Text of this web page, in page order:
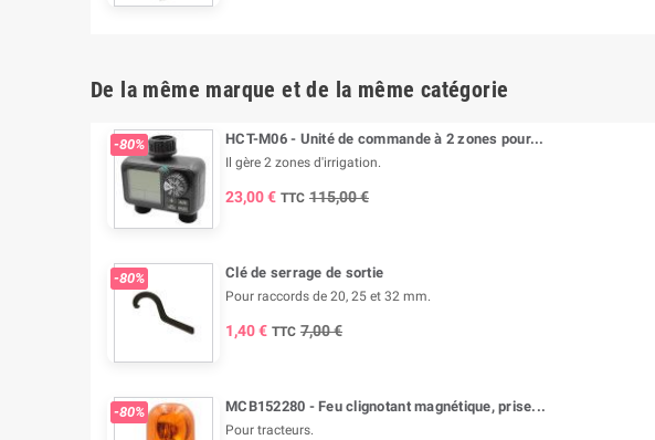
De la même marque et de la même catégorie
-80% HCT-M06 - Unité de commande à 2 zones pour...
Il gère 2 zones d'irrigation.
23,00 € TTC 115,00 €
-80% Clé de serrage de sortie
Pour raccords de 20, 25 et 32 mm.
1,40 € TTC 7,00 €
-80% MCB152280 - Feu clignotant magnétique, prise...
Pour tracteurs.